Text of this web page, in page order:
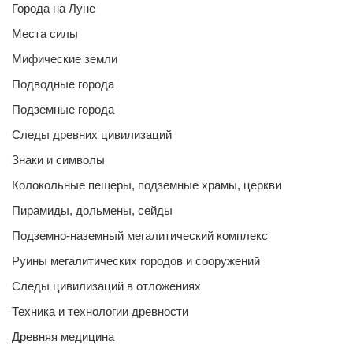
Города на Луне
Места силы
Мифические земли
Подводные города
Подземные города
Следы древних цивилизаций
Знаки и символы
Колокольные пещеры, подземные храмы, церкви
Пирамиды, дольмены, сейды
Подземно-наземный мегалитический комплекс
Руины мегалитических городов и сооружений
Следы цивилизаций в отложениях
Техника и технологии древности
Древняя медицина